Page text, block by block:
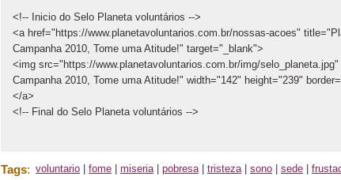
<!-- Inicio do Selo Planeta voluntários -->
<a href="https://www.planetavoluntarios.com.br/nossas-acoes"
Campanha 2010, Tome uma Atitude!" target="_blank">
<img src="https://www.planetavoluntarios.com.br/img/
Campanha 2010, Tome uma Atitude!" width="142" height="239"
</a>
<!-- Final do Selo Planeta voluntários -->
Tags: voluntario fome miseria pobresa tristeza sono sede